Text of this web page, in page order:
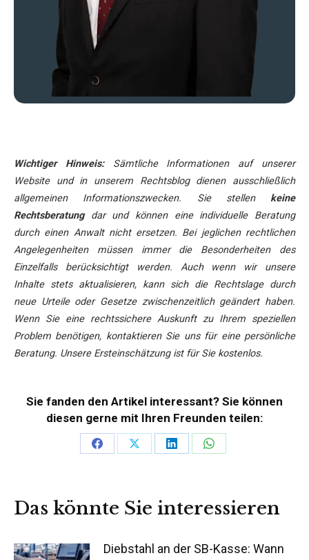
Wichtiger Hinweis:Sämtliche Informationen auf unserer
Website und in unserem Rechtsblog dienen ausschließlich
allgemeinen Informationszwecken. Sie stellen keine
Rechtsberatungdar und können eine individuelle Beratung
durch einen Anwalt nicht ersetzen. Bei jeglichen rechtlichen
Angelegenheiten müssen immer die Besonderheiten des
Einzelfalls berücksichtigt werden. Auch wenn wir unsere
Inhalte stets aktualisieren, kann sich die Rechtslage durch
neue Urteile oder Gesetze zwischenzeitlich geändert haben.
Wenn Sie eine rechtssichere Auskunft zu Ihrem speziellen
Problem benötigen, kontaktieren Sie uns für eine persönliche
Beratung. Unsere Ersteinschätzung ist für Sie kostenlos.
Sie fanden den Artikel interessant? Sie können
diesen gerne mit Ihren Freunden teilen:
Teilen
Teilen
Teilen
Teilen
Das könnte Sie interessieren
Diebstahl an der SB-Kasse: Wann